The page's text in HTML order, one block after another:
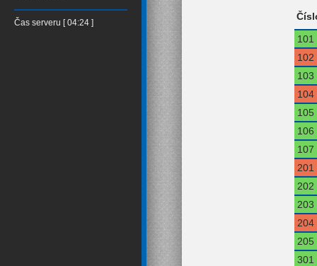
Čas serveru [ 04:24 ]
101
102
103
104
105
106
107
201
202
203
204
205
301